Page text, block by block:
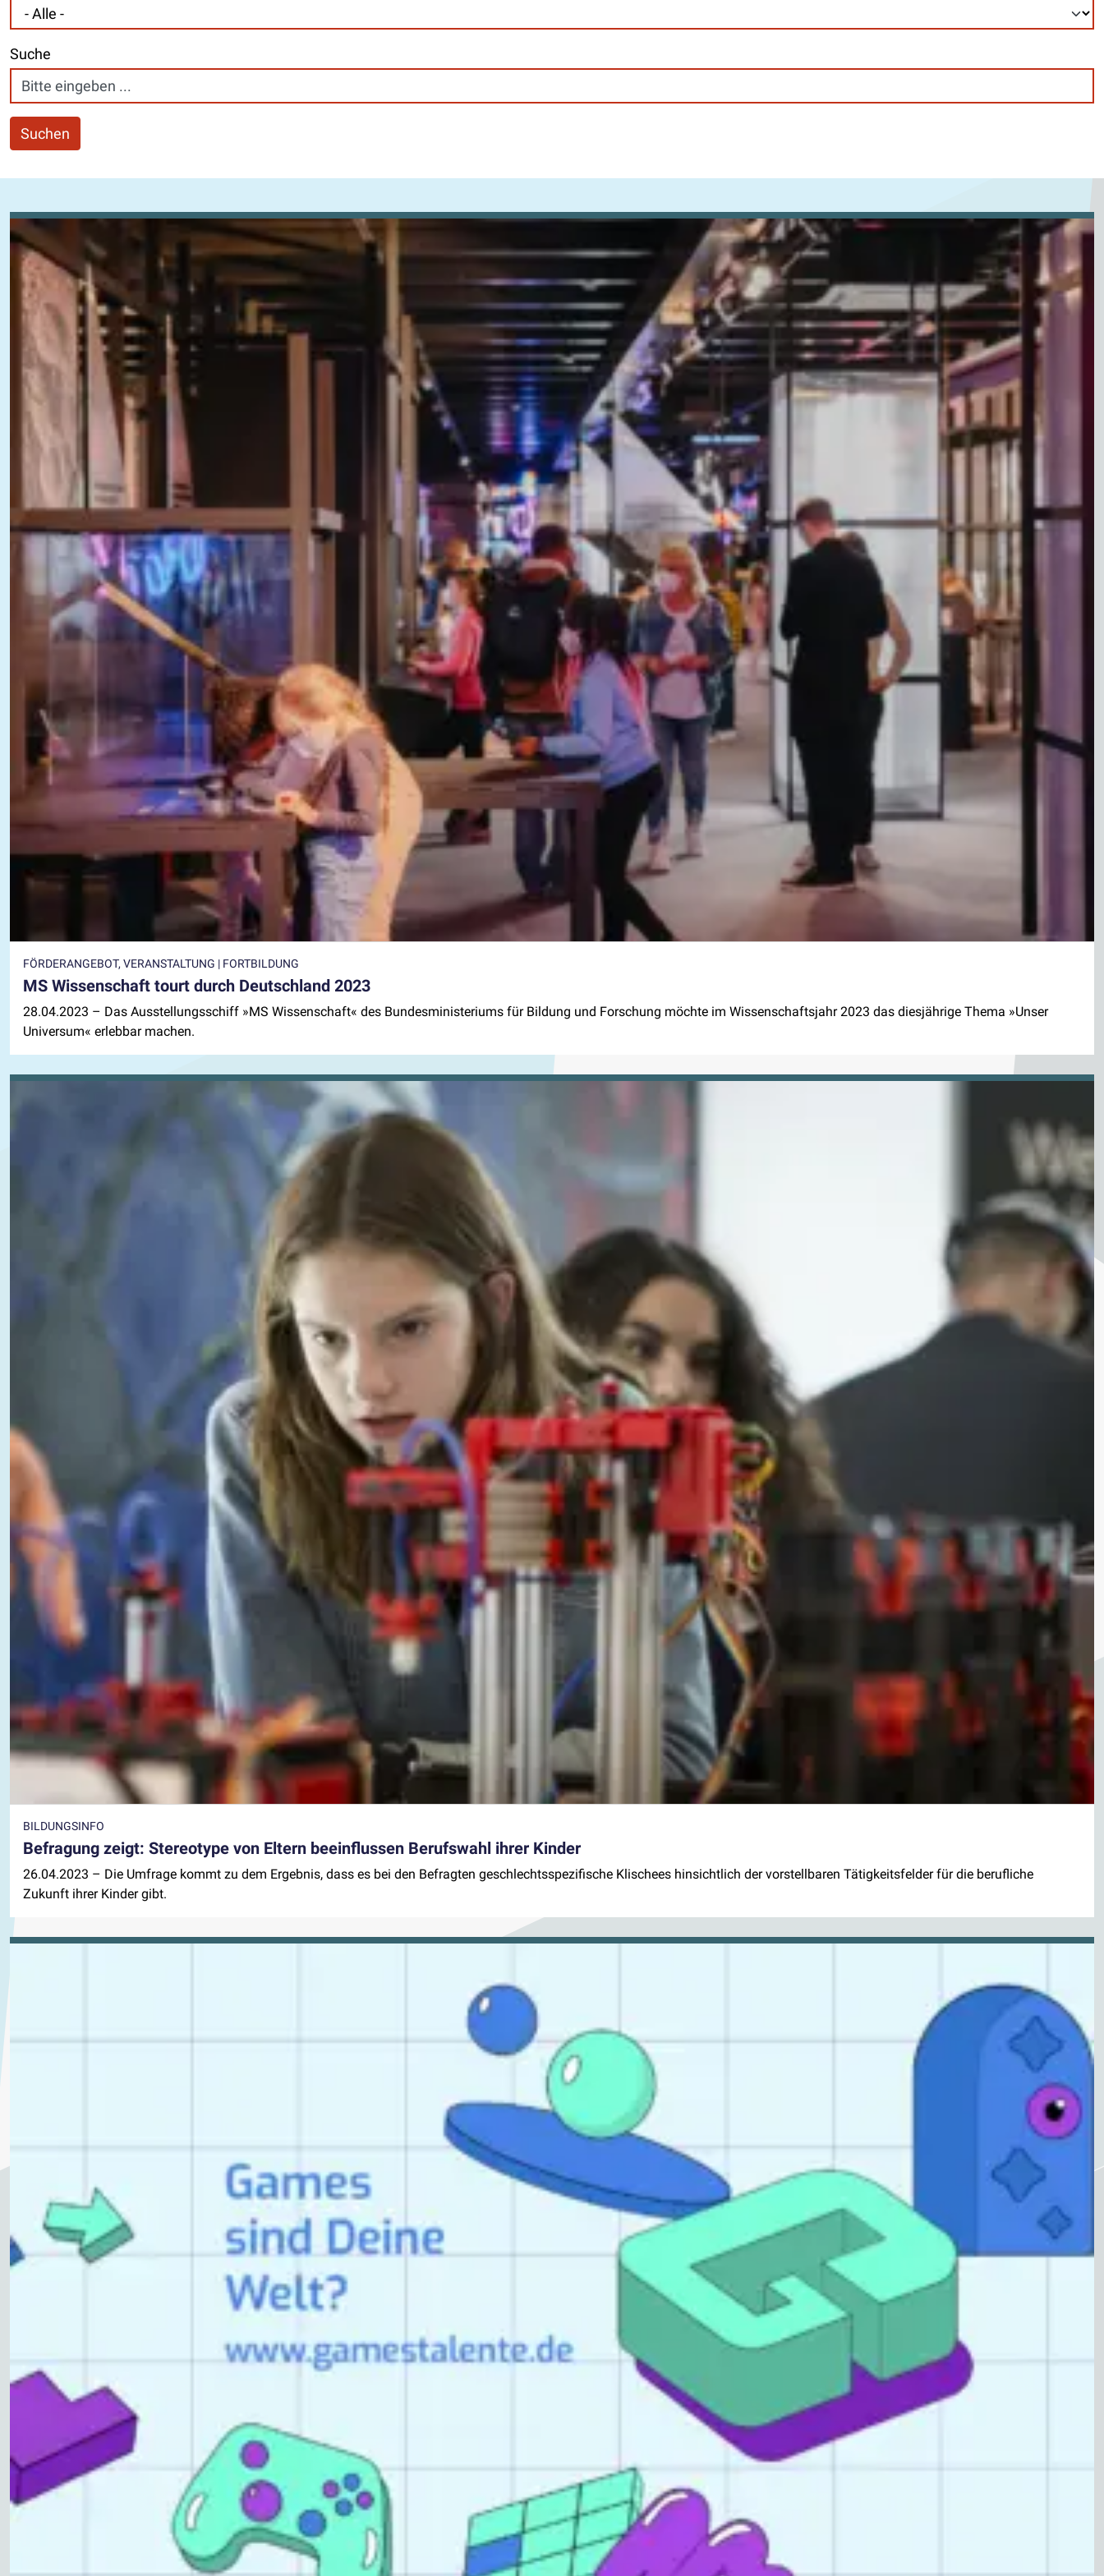
Suche
Suchen
FÖRDERANGEBOT, VERANSTALTUNG | FORTBILDUNG
MS Wissenschaft tourt durch Deutschland 2023
28.04.2023 – Das Ausstellungsschiff »MS Wissenschaft« des Bundesministeriums für Bildung und Forschung möchte im Wissenschaftsjahr 2023 das diesjährige Thema »Unser
Universum« erlebbar machen.
BILDUNGSINFO
Befragung zeigt: Stereotype von Eltern beeinflussen Berufswahl ihrer Kinder
26.04.2023 – Die Umfrage kommt zu dem Ergebnis, dass es bei den Befragten geschlechtsspezifische Klischees hinsichtlich der vorstellbaren Tätigkeitsfelder für die berufliche
Zukunft ihrer Kinder gibt.